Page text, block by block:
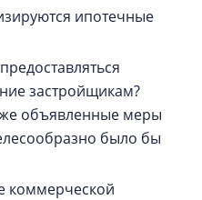
ипотечные
застройщикам?
объявленные меры
было бы
коммерческой